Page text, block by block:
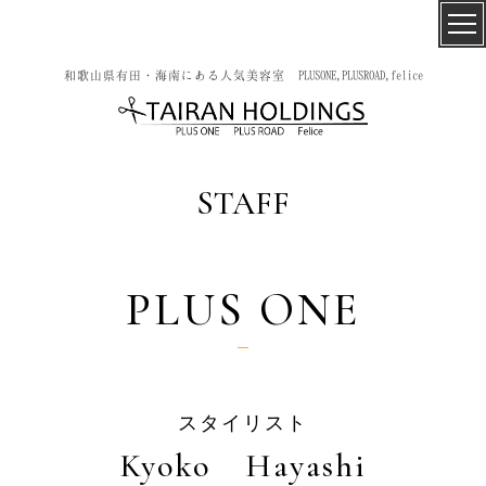
和歌山県有田・海南にある人気美容室 PLUSONE,PLUSROAD,felice
STAFF
PLUS ONE
スタイリスト
Kyoko Hayashi